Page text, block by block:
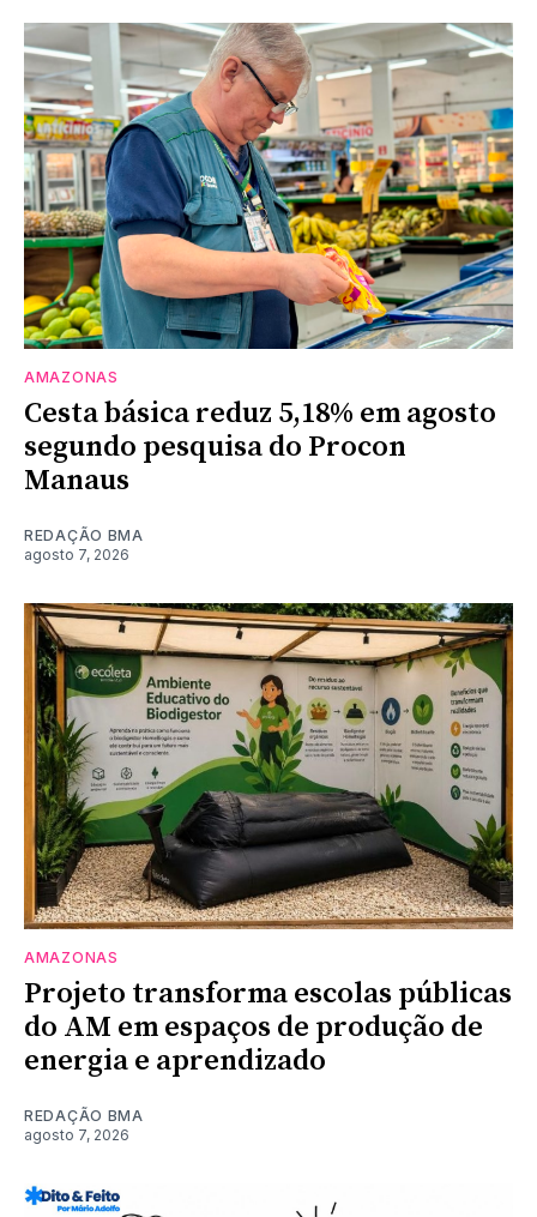
AMAZONAS
Cesta básica reduz 5,18% em agosto
segundo pesquisa do Procon
Manaus
REDAÇÃO BMA
agosto 7, 2026
AMAZONAS
Projeto transforma escolas públicas
do AM em espaços de produção de
energia e aprendizado
REDAÇÃO BMA
agosto 7, 2026